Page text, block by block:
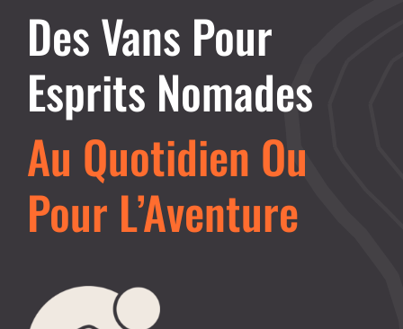
Des Vans Pour
Esprits Nomades
Au Quotidien Ou
Pour L’Aventure